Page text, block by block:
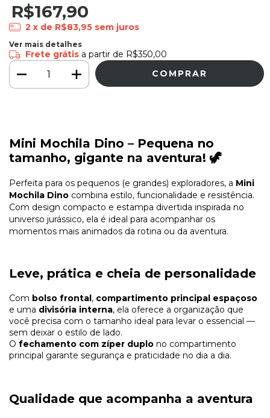
R$167,90
2 x de R$83,95 sem juros
Ver mais detalhes
Frete grátis a partir de R$350,00
Mini Mochila Dino – Pequena no
tamanho, gigante na aventura! 🦖
Perfeita para os pequenos (e grandes) exploradores, a Mini
Mochila Dino combina estilo, funcionalidade e resistência.
Com design compacto e estampa divertida inspirada no
universo jurássico, ela é ideal para acompanhar os
momentos mais animados da rotina ou da aventura.
Leve, prática e cheia de personalidade
Com bolso frontal, compartimento principal espaçoso
e uma divisória interna, ela oferece a organização que
você precisa com o tamanho ideal para levar o essencial —
sem deixar o estilo de lado.
O fechamento com zíper duplo no compartimento
principal garante segurança e praticidade no dia a dia.
Qualidade que acompanha a aventura